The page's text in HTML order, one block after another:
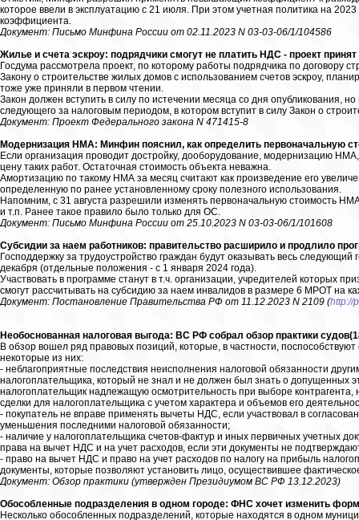
которое ввели в эксплуатацию с 21 июля. При этом учетная политика на
коэффициента.
Документ: Письмо Минфина России от 02.11.2023 N 03-03-06/1/104586
Жилье и счета эскроу: подрядчики смогут не платить НДС - проект
Госдума рассмотрела проект, по которому работы подрядчика по договору
Закону о строительстве жилых домов с использованием счетов эскроу,
тоже уже приняли в первом чтении.
Закон должен вступить в силу по истечении месяца со дня опубликования,
следующего за налоговым периодом, в котором вступит в силу Закон о
Документ: Проект Федерального закона N 471415-8
Модернизация НМА: Минфин пояснил, как определить первоначальную
Если организация проводит достройку, дооборудование, модернизацию
цену таких работ. Остаточная стоимость объекта неважна.
Амортизацию по такому НМА за месяц считают как произведение его
определенную по ранее установленному сроку полезного использования.
Напомним, с 31 августа разрешили изменять первоначальную стоимость
и т.п. Ранее такое правило было только для ОС.
Документ: Письмо Минфина России от 25.10.2023 N 03-03-06/1/101608
Субсидии за наем работников: правительство расширило и продлило
Господдержку за трудоустройство граждан будут оказывать весь
декабря (отдельные положения - с 1 января 2024 года).
Участвовать в программе станут в т.ч. организации, учредителей которых
смогут рассчитывать на субсидию за наем инвалидов в размере 6 МРОТ на
Документ: Постановление Правительства РФ от 11.12.2023 N 2109 (http://
Необоснованная налоговая выгода: ВС РФ собрал обзор практики
В обзор вошел ряд правовых позиций, которые, в частности,
некоторые из них:
- неблагоприятные последствия неисполнения налоговой обязанности
налогоплательщика, который не знал и не должен был знать о допущенных
налогоплательщик надлежащую осмотрительность при выборе
сделки для налогоплательщика с учетом характера и объемов его
- покупатель не вправе применять вычеты НДС, если участвовал в
уменьшения последними налоговой обязанности;
- наличие у налогоплательщика счетов-фактур и иных первичных учетных
права на вычет НДС и на учет расходов, если эти документы не
- право на вычет НДС и право на учет расходов по налогу на прибыль
документы, которые позволяют установить лицо, осуществившее
Документ: Обзор практики (утвержден Президиумом ВС РФ 13.12.2023)
Обособленные подразделения в одном городе: ФНС хочет изменить
Несколько обособленных подразделений, которые находятся в одном